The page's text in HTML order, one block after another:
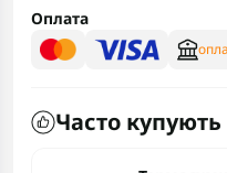
Оплата
Часто